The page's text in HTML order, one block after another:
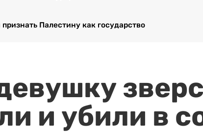
Палестину как государство
и убили в